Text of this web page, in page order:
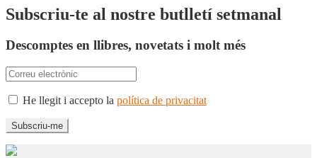
Subscriu-te al nostre butlletí setmanal
Descomptes en llibres, novetats i molt més
He llegit i accepto la política de privacitat